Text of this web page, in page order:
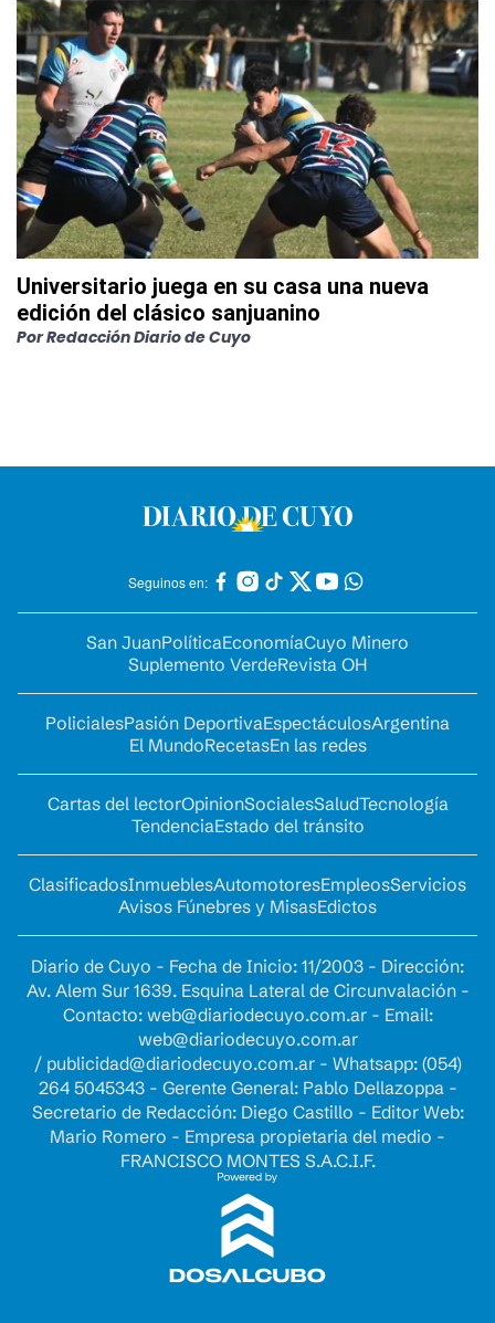
Universitario juega en su casa una nueva
edición del clásico sanjuanino
PorRedacción Diario de Cuyo
Seguinos en:
San JuanPolíticaEconomíaCuyo Minero
Suplemento VerdeRevista OH
PolicialesPasión DeportivaEspectáculosArgentina
El MundoRecetasEn las redes
Cartas del lectorOpinionSocialesSaludTecnología
TendenciaEstado del tránsito
ClasificadosInmueblesAutomotoresEmpleosServicios
Avisos Fúnebres y MisasEdictos
Diario de Cuyo - Fecha de Inicio: 11/2003 - Dirección:
Av. Alem Sur 1639. Esquina Lateral de Circunvalación -
Contacto: web@diariodecuyo.com.ar- Email:
web@diariodecuyo.com.ar
/ publicidad@diariodecuyo.com.ar- Whatsapp: (054)
264 5045343 - Gerente General: Pablo Dellazoppa -
Secretario de Redacción: Diego Castillo - Editor Web:
Mario Romero - Empresa propietaria del medio -
FRANCISCO MONTES S.A.C.I.F.